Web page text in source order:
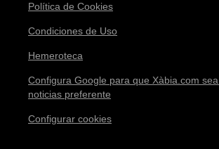
Política de Cookies
Condiciones de Uso
Hemeroteca
Configura Google para que Xàbia.com
noticias preferente
Configurar cookies